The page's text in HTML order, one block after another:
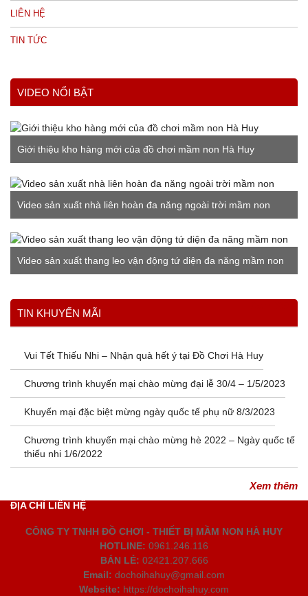
LIÊN HỆ
TIN TỨC
VIDEO NỔI BẬT
Giới thiệu kho hàng mới của đồ chơi mầm non Hà Huy
Video sản xuất nhà liên hoàn đa năng ngoài trời mầm non
Video sản xuất thang leo vận động tứ diện đa năng mầm non
Xem thêm
TIN KHUYẾN MÃI
Vui Tết Thiếu Nhi – Nhận quà hết ý tại Đồ Chơi Hà Huy
Chương trình khuyến mại chào mừng đại lễ 30/4 – 1/5/2023
Khuyến mại đặc biệt mừng ngày quốc tế phụ nữ 8/3/2023
Chương trình khuyến mại chào mừng hè 2022 – Ngày quốc tế
thiếu nhi 1/6/2022
Xem thêm
ĐỊA CHỈ LIÊN HỆ
CÔNG TY TNHH ĐỒ CHƠI - THIẾT BỊ MẦM NON HÀ HUY
HOTLINE: 0961.246.116
BÁN LẺ: 02421.207.666
Email: dochoihahuy@gmail.com
Website: https://dochoihahuy.com